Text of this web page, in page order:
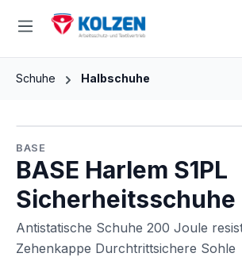
Zum Hauptinhalt springen
Schuhe Halbschuhe
BASE
BASE Harlem S1PL
Sicherheitsschuhe
Antistatische Schuhe 200 Joule
Zehenkappe Durchtrittsichere Sohle